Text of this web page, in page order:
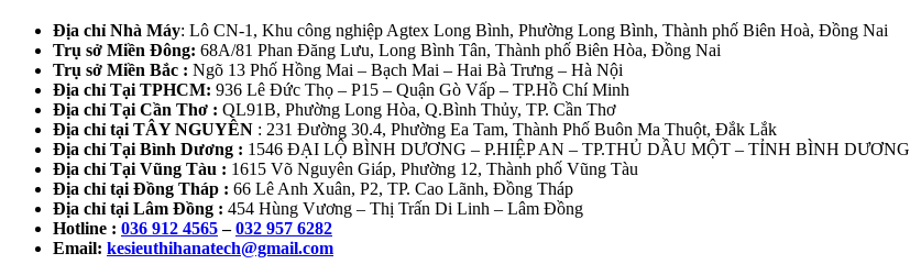
Địa chỉ Nhà Máy: Lô CN-1, Khu công nghiệp Agtex Long Bình, Phường Long Bình, Thành phố Biên Hoà, Đồng Nai
Trụ sở Miền Đông: 68A/81 Phan Đăng Lưu, Long Bình Tân, Thành phố Biên Hòa, Đồng Nai
Trụ sở Miền Bắc : Ngõ 13 Phố Hồng Mai – Bạch Mai – Hai Bà Trưng – Hà Nội
Địa chỉ Tại TPHCM: 936 Lê Đức Thọ – P15 – Quận Gò Vấp – TP.Hồ Chí Minh
Địa chỉ Tại Cần Thơ : QL91B, Phường Long Hòa, Q.Bình Thủy, TP. Cần Thơ
Địa chỉ tại TÂY NGUYÊN : 231 Đường 30.4, Phường Ea Tam, Thành Phố Buôn Ma Thuột, Đắk Lắk
Địa chỉ Tại Bình Dương : 1546 ĐẠI LỘ BÌNH DƯƠNG – P.HIỆP AN – TP.THỦ DẦU MỘT – TỈNH BÌNH DƯƠNG
Địa chỉ Tại Vũng Tàu : 1615 Võ Nguyên Giáp, Phường 12, Thành phố Vũng Tàu
Địa chỉ tại Đồng Tháp : 66 Lê Anh Xuân, P2, TP. Cao Lãnh, Đồng Tháp
Địa chỉ tại Lâm Đồng : 454 Hùng Vương – Thị Trấn Di Linh – Lâm Đồng
Hotline : 036 912 4565–032 957 6282
Email: kesieuthihanatech@gmail.com